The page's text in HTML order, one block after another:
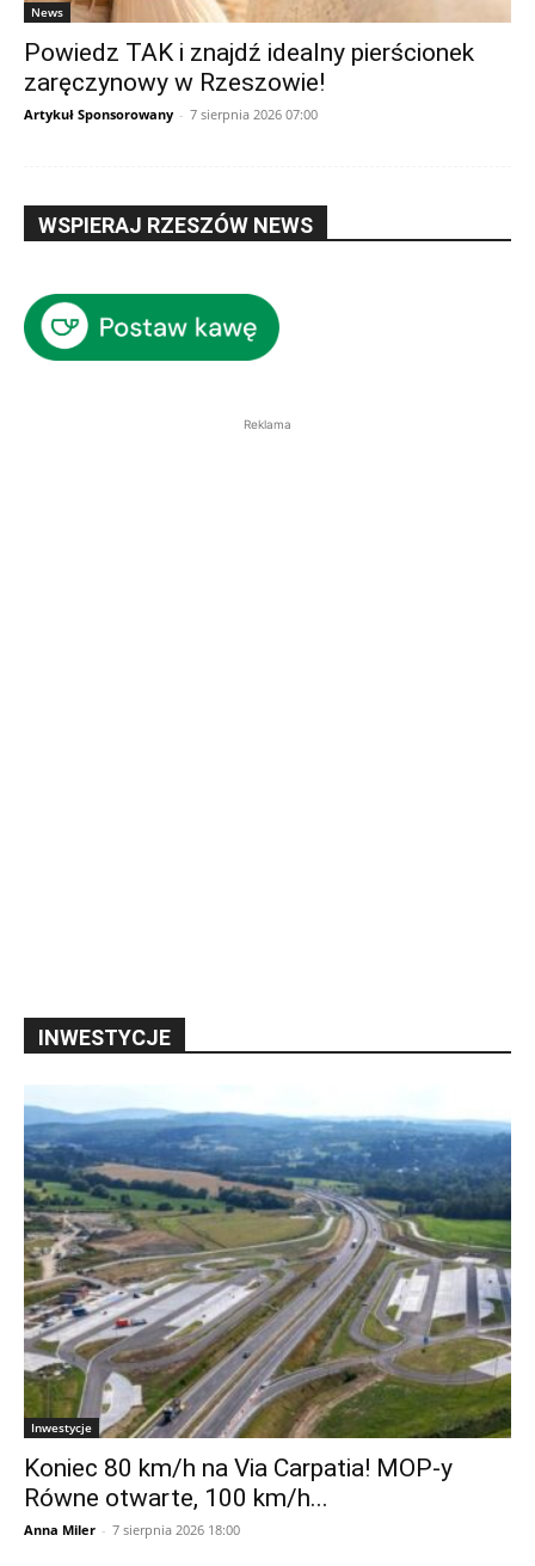
News
Powiedz TAK i znajdź idealny pierścionek
zaręczynowy w Rzeszowie!
Artykuł Sponsorowany - 7 sierpnia 2026 07:00
WSPIERAJ RZESZÓW NEWS
Reklama
INWESTYCJE
Inwestycje
Koniec 80 km/h na Via Carpatia! MOP-y
Równe otwarte, 100 km/h...
Anna Miler - 7 sierpnia 2026 18:00